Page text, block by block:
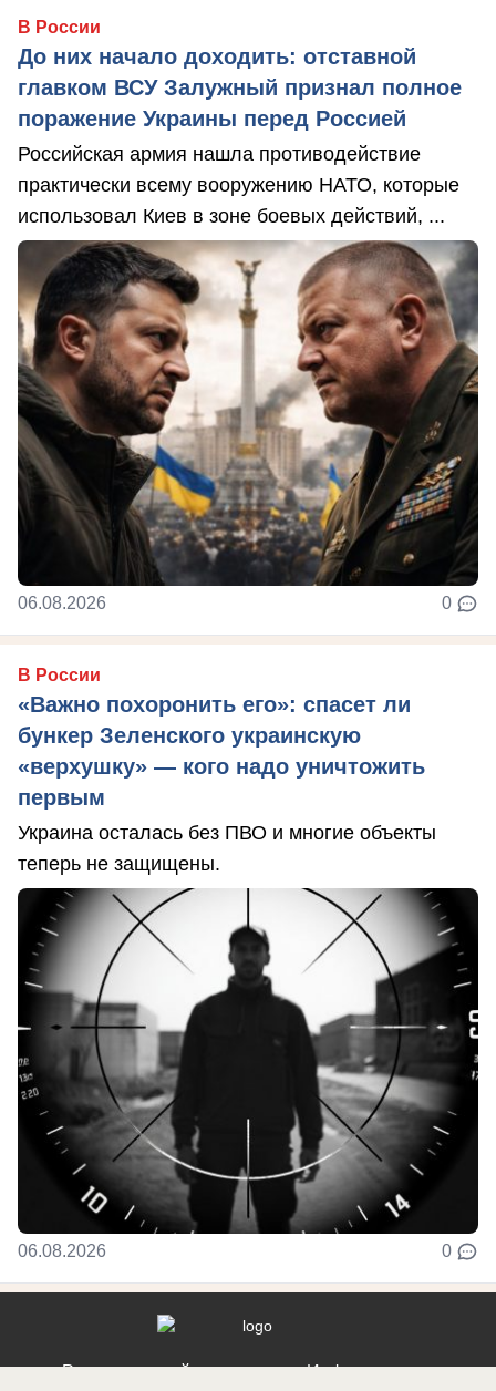
В России
До них начало доходить: отставной
главком ВСУ Залужный признал полное
поражение Украины перед Россией
Российская армия нашла противодействие
практически всему вооружению НАТО, которые
использовал Киев в зоне боевых действий, ...
06.08.2026 0
В России
«Важно похоронить его»: спасет ли
бункер Зеленского украинскую
«верхушку» — кого надо уничтожить
первым
Украина осталась без ПВО и многие объекты
теперь не защищены.
06.08.2026 0
Реклама на сайте Информация